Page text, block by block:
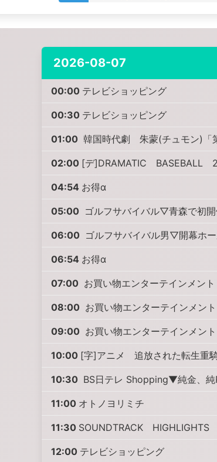
2026-08-07
00:00 テレビショッピング
00:30 テレビショッピング
01:00 韓国時代劇 朱蒙(チュモン)「
02:00 [デ]DRAMATIC BASEBALL
04:54 お得α
05:00 ゴルフサバイバル▽青森で初
06:00 ゴルフサバイバル男▽開幕ホ
06:54 お得α
07:00 お買い物エンターテインメント
08:00 お買い物エンターテインメント
09:00 お買い物エンターテインメント
10:00 [字]アニメ 追放された転生重
10:30 BS日テレ Shopping▼純金、
11:00 オトノヨリミチ
11:30 SOUNDTRACK HIGHLIGHTS
12:00 テレビショッピング